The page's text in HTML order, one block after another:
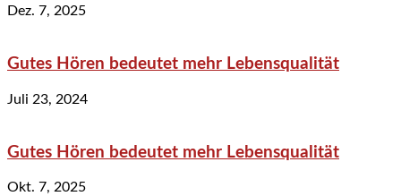
Dez. 7, 2025
Gutes Hören bedeutet mehr Lebensqualität
Juli 23, 2024
Gutes Hören bedeutet mehr Lebensqualität
Okt. 7, 2025